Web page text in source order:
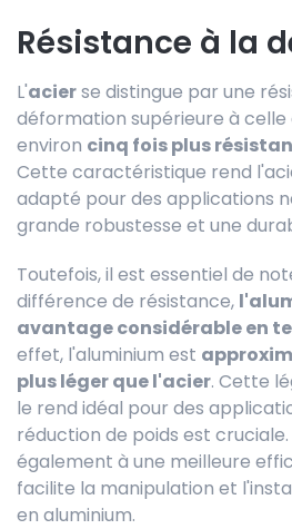
Résistance à la
L'acierse distingue par une
déformation supérieure à celle
environ cinq fois plus
Cette caractéristique rend
adapté pour des applications
grande robustesse et une
Toutefois, il est essentiel de
différence de résistance,
avantage considérable en
effet, l'aluminium est
plus léger que l'acier. Cette
le rend idéal pour des
réduction de poids est
également à une meilleure
facilite la manipulation et
en aluminium.